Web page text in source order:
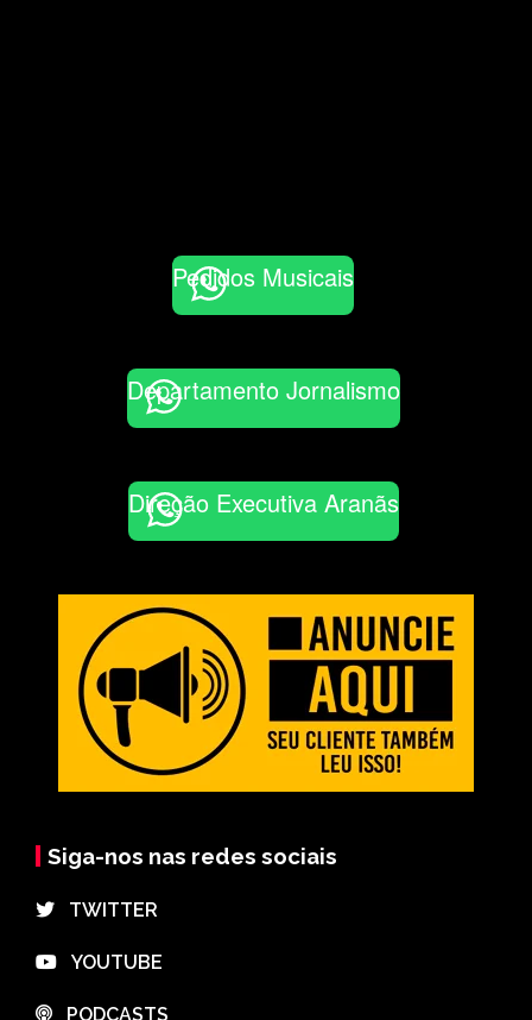
Pedidos Musicais
Departamento Jornalismo
Direção Executiva Aranãs
Siga-nos nas redes sociais
⠀TWITTER
⠀YOUTUBE
⠀PODCASTS